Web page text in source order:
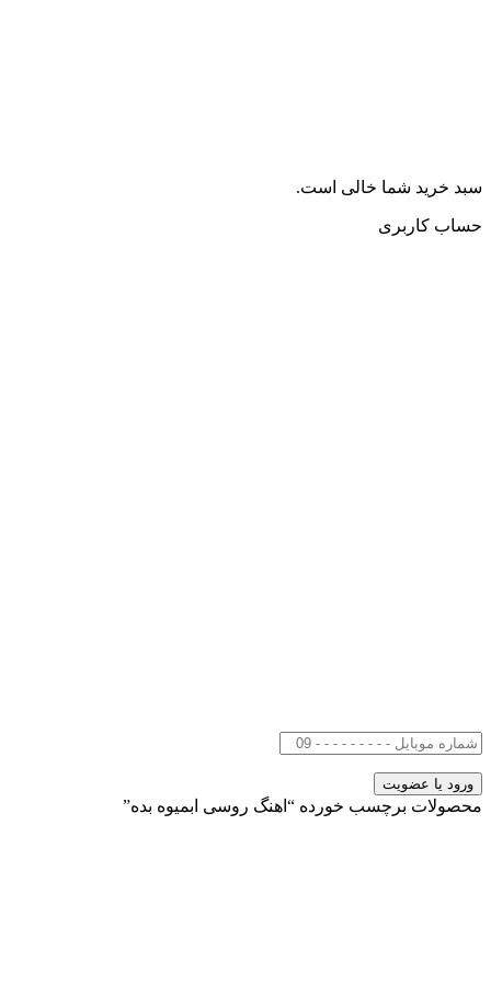
سبد خرید شما خالی است.
حساب کاربری
محصولات برچسب خورده “اهنگ روسی ابمیوه بده”